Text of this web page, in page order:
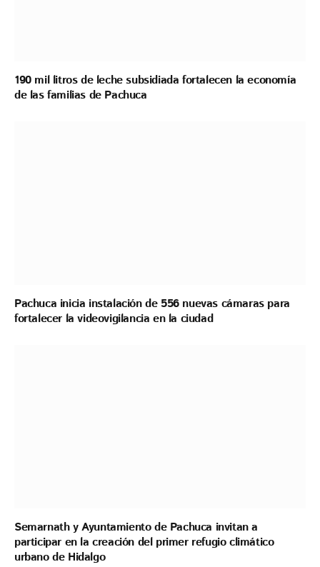
190 mil litros de leche subsidiada fortalecen la economía
de las familias de Pachuca
Pachuca inicia instalación de 556 nuevas cámaras para
fortalecer la videovigilancia en la ciudad
Semarnath y Ayuntamiento de Pachuca invitan a
participar en la creación del primer refugio climático
urbano de Hidalgo